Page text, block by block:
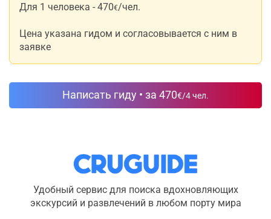
Для 1 человека - 470€/чел.
Цена указана гидом и согласовывается с ним в
заявке
Написать гиду • за 470€/4 чел.
Удобный сервис для поиска вдохновляющих
экскурсий и развлечений в любом порту мира